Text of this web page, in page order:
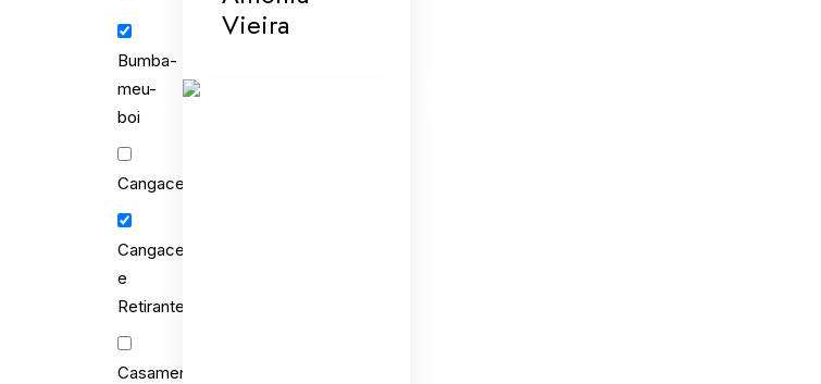
Bumba-
meu-
boi
Cangaceiros
Cangaceiros
e
Retirantes
Casamento
Vieira